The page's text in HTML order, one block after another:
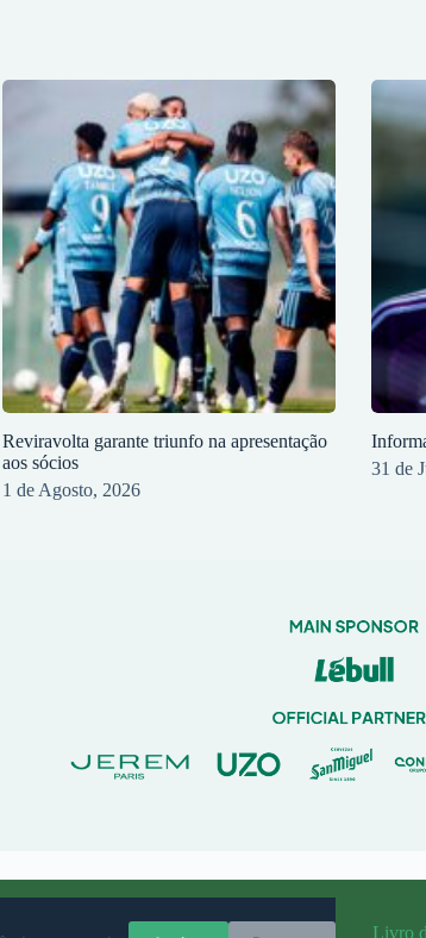
Reviravolta garante triunfo na apresentação
aos sócios
1 de Agosto, 2026
31 de
Livro